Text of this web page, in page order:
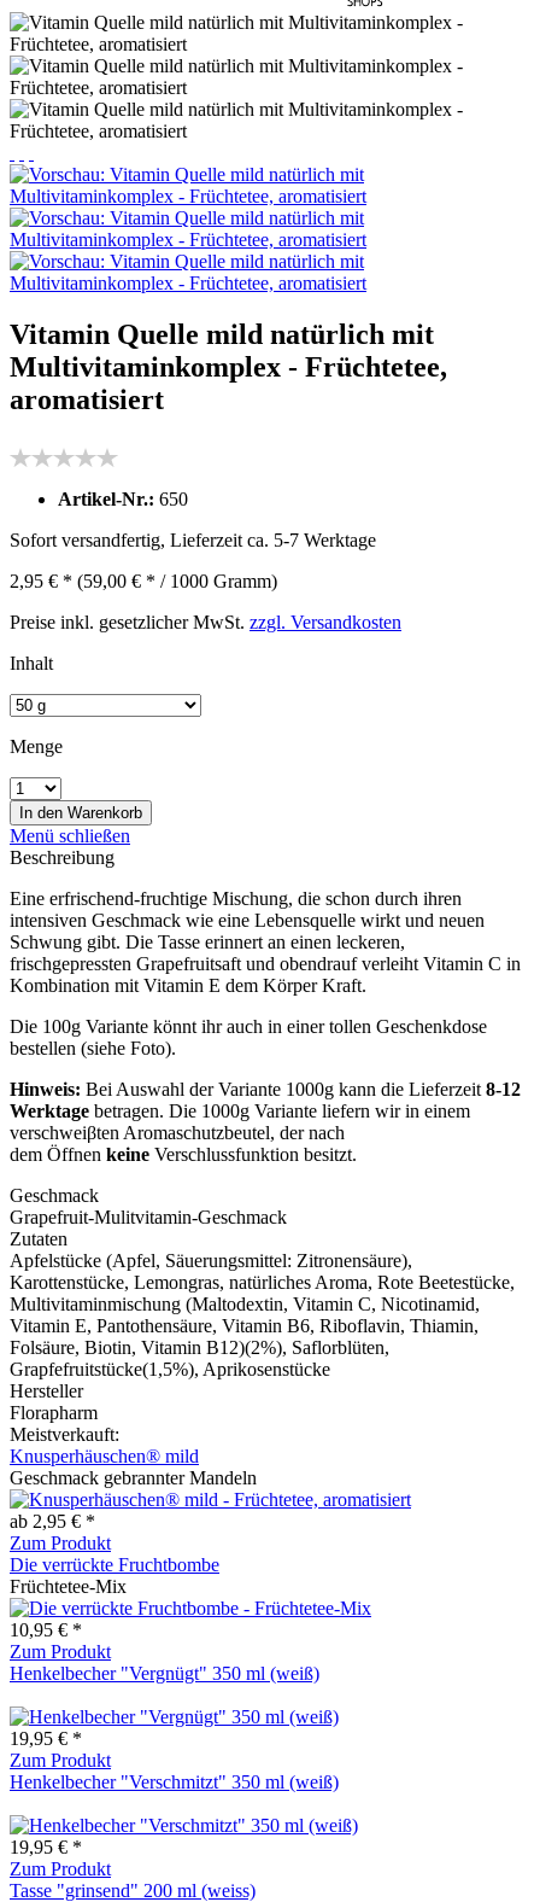
Vitamin Quelle mild natürlich mit
Multivitaminkomplex - Früchtetee,
aromatisiert
Artikel-Nr.: 650
Sofort versandfertig, Lieferzeit ca. 5-7 Werktage
2,95 € * (59,00 € * / 1000 Gramm)
Preise inkl. gesetzlicher MwSt. zzgl. Versandkosten
Inhalt
Menge
In den Warenkorb
Menü schließen
Beschreibung
Eine erfrischend-fruchtige Mischung, die schon durch ihren
intensiven Geschmack wie eine Lebensquelle wirkt und neuen
Schwung gibt. Die Tasse erinnert an einen leckeren,
frischgepressten Grapefruitsaft und obendrauf verleiht Vitamin C in
Kombination mit Vitamin E dem Körper Kraft.
Die 100g Variante könnt ihr auch in einer tollen Geschenkdose
bestellen (siehe Foto).
Hinweis: Bei Auswahl der Variante 1000g kann die Lieferzeit 8-12
Werktage betragen. Die 1000g Variante liefern wir in einem
verschweiβten Aromaschutzbeutel, der nach
dem Öffnen keine Verschlussfunktion besitzt.
Geschmack
Grapefruit-Mulitvitamin-Geschmack
Zutaten
Apfelstücke (Apfel, Säuerungsmittel: Zitronensäure),
Karottenstücke, Lemongras, natürliches Aroma, Rote Beetestücke,
Multivitaminmischung (Maltodextin, Vitamin C, Nicotinamid,
Vitamin E, Pantothensäure, Vitamin B6, Riboflavin, Thiamin,
Folsäure, Biotin, Vitamin B12)(2%), Saflorblüten,
Grapfefruitstücke(1,5%), Aprikosenstücke
Hersteller
Florapharm
Meistverkauft:
Knusperhäuschen® mild
Geschmack gebrannter Mandeln
ab 2,95 € *
Zum Produkt
Die verrückte Fruchtbombe
Früchtetee-Mix
10,95 € *
Zum Produkt
Henkelbecher "Vergnügt" 350 ml (weiß)
19,95 € *
Zum Produkt
Henkelbecher "Verschmitzt" 350 ml (weiß)
19,95 € *
Zum Produkt
Tasse "grinsend" 200 ml (weiss)